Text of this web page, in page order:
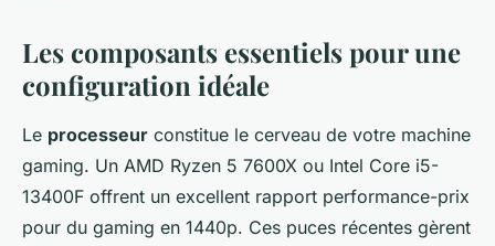
Les composants essentiels pour une
configuration idéale
Le processeur constitue le cerveau de votre machine
gaming. Un AMD Ryzen 5 7600X ou Intel Core i5-
13400F offrent un excellent rapport performance-prix
pour du gaming en 1440p. Ces puces récentes gèrent